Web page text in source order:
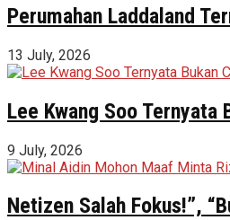
Perumahan Laddaland
13 July, 2026
Lee Kwang Soo Ternyata
9 July, 2026
Netizen Salah Fokus!”,